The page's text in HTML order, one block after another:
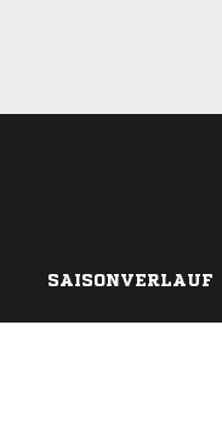
SAISONVERLAUF